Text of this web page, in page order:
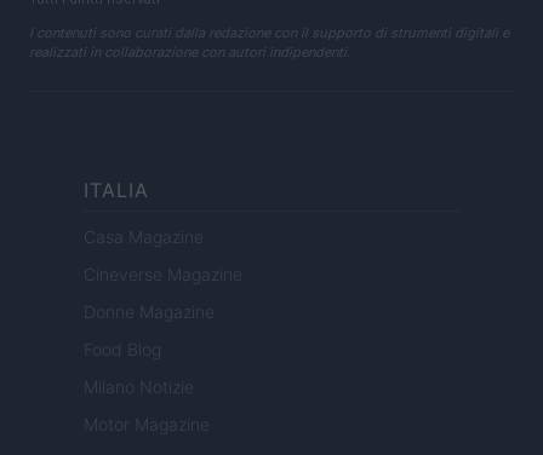
I contenuti sono curati dalla redazione con il supporto di strumenti digitali e
realizzati in collaborazione con autori indipendenti.
ITALIA
Casa Magazine
Cineverse Magazine
Donne Magazine
Food Blog
Milano Notizie
Motor Magazine